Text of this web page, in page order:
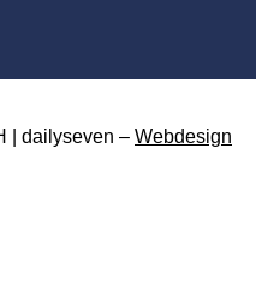
| dailyseven – Webdesign